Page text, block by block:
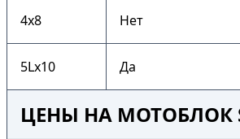
4х8 Нет
5Lх10 Да
ЦЕНЫ НА МОТОБЛОК